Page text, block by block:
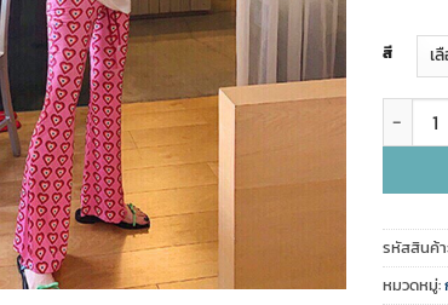
สี
จำนวน
รหัสสินค้า:
หมวดหมู่: